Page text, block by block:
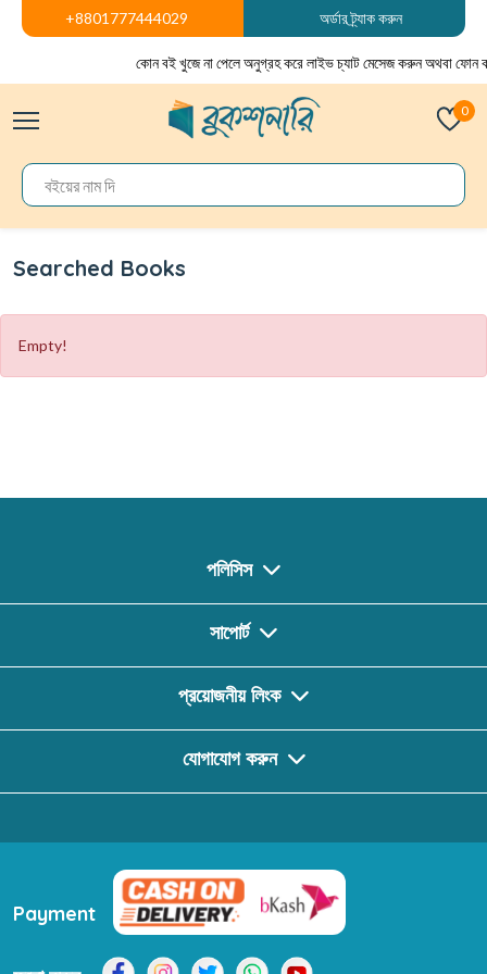
+8801777444029 অর্ডার ট্র্যাক করুন
কোন বই খুজে না পেলে অনুগ্রহ করে লাইভ চ্যাট মেসেজ করুন অথবা ফোন
0
Searched Books
Empty!
পলিসিস
সাপোর্ট
প্রয়োজনীয় লিংক
যোগাযোগ করুন
Payment